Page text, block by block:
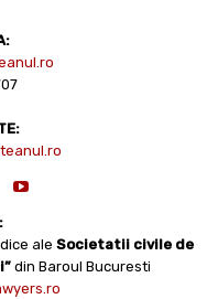
ale Societatii civile de
din Baroul Bucuresti